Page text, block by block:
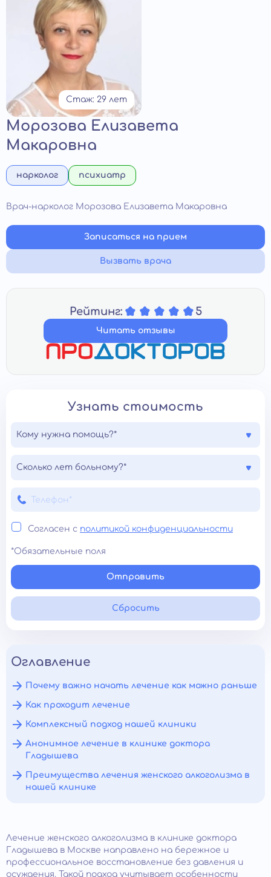
Стаж: 29 лет
Морозова Елизавета
Макаровна
нарколог психиатр
Врач-нарколог Морозова Елизавета Макаровна
Записаться на прием
Вызвать врача
Рейтинг: 5
Читать отзывы
Узнать стоимость
Кому нужна помощь?*
Сколько лет больному?*
Согласен с политикой конфиденциальности
*Обязательные поля
Отправить
Сбросить
Оглавление
Почему важно начать лечение как можно раньше
Как проходит лечение
Комплексный подход нашей клиники
Анонимное лечение в клинике доктора
Гладышева
Преимущества лечения женского алкоголизма в
нашей клинике
Лечение женского алкоголизма в клинике доктора
Гладышева в Москве направлено на бережное и
профессиональное восстановление без давления и
осуждения. Такой подход учитывает особенности